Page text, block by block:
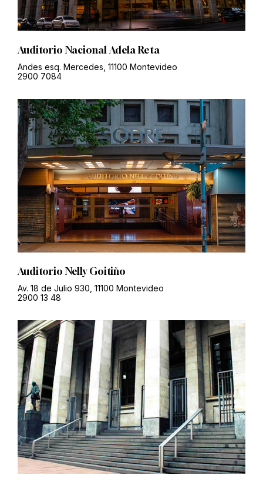
Auditorio Nacional Adela Reta
Andes esq. Mercedes, 11100 Montevideo
2900 7084
Auditorio Nelly Goitiño
Av. 18 de Julio 930, 11100 Montevideo
2900 13 48